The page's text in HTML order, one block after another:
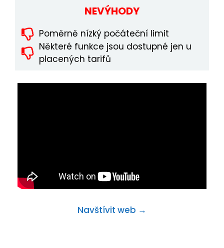
NEVÝHODY
Poměrně nízký počáteční limit
Některé funkce jsou dostupné jen u
placených tarifů
Navštívit web →